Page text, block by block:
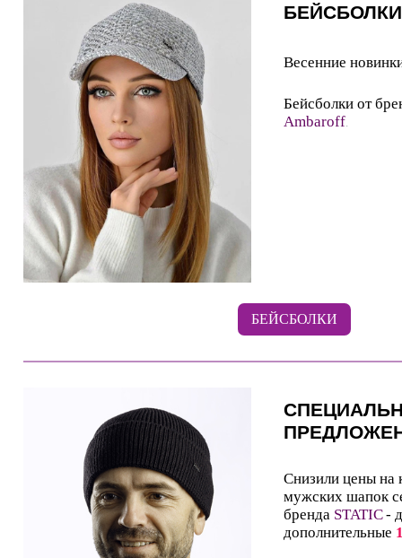
Весенние
Бейсболки от
Ambaroff
БЕЙСБОЛКИ
Снизили цены на
мужских шапок
бренда STATIC-
дополнительные